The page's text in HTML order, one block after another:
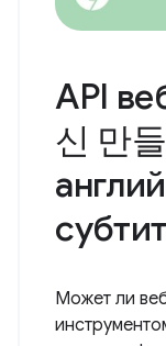
API
신 만
Может ли